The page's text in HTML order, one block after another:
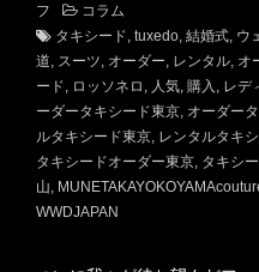
フ
コラム
タキシード tuxedo 結婚式 ウ
道
スーツ オーダー レンタル オ
ード
ロッソネロ 人気 購入 レデ
ーダータキシード東京 オーダー
ルタキシード東京 レンタルタキ
タキシードオーダー東京 タキシ
山
WWDJAPAN